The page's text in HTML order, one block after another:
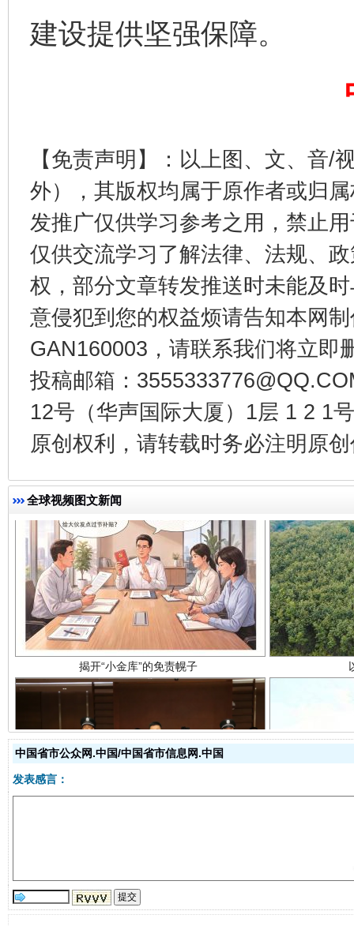
建设提供坚强保障。
【免责声明】：以上图、文、音/
外），其版权均属于原作者或归
发推广仅供学习参考之用，禁止
仅供交流学习了解法律、法规、
权，部分文章转发推送时未能及
意侵犯到您的权益烦请告知本网
GAN160003，请联系我们将立即
投稿邮箱：
12号（华声国际大厦）1层 1 2 1
原创权利，请转载时务必注明原
全球视频图文新闻
千年窑火 生生不息 一
揭开“小金库”的免责幌子
受贿1.44亿！段成刚被判无期 从幼
中国省市公众网.中国/中国省市信息网.中国
发表感言：